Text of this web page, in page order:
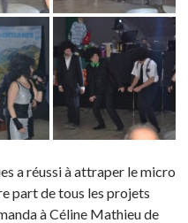
a réussi à attraper le micro
part de tous les projets
à Céline Mathieu de